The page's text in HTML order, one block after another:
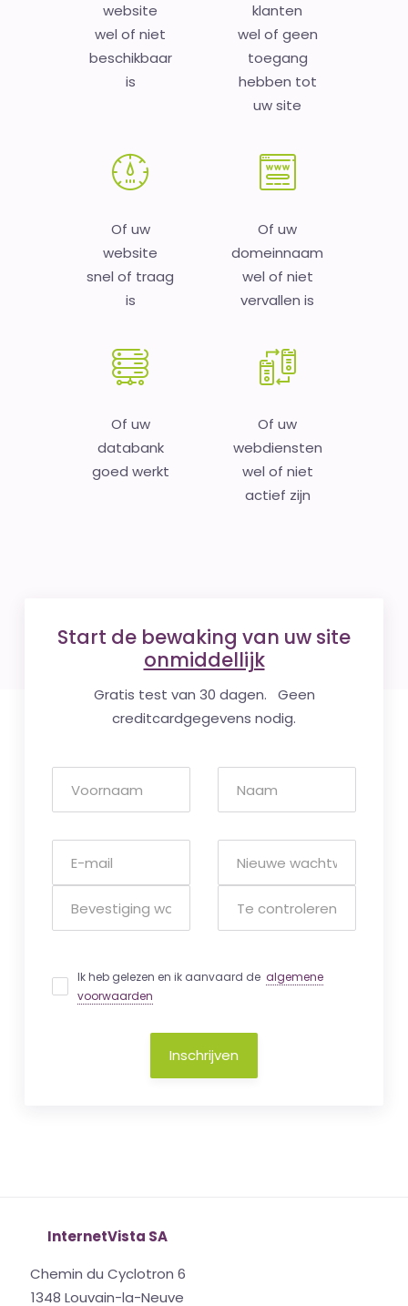
website
wel of niet
beschikbaar
is
klanten
wel of geen
toegang
hebben tot
uw site
Of uw
website
snel of traag
is
Of uw
domeinnaam
wel of niet
vervallen is
Of uw
databank
goed werkt
Of uw
webdiensten
wel of niet
actief zijn
Start de bewaking van uw site
onmiddellijk
Gratis test van 30 dagen. Geen
creditcardgegevens nodig.
Ik heb gelezen en ik aanvaard de algemene
voorwaarden
Inschrijven
InternetVista SA
Chemin du Cyclotron 6
1348 Louvain-la-Neuve